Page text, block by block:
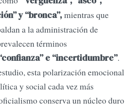
y “bronca”,mientras que
a la administración de
términos
e “incertidumbre”.
esta polarización emocional
y social cada vez más
conserva un núcleo duro